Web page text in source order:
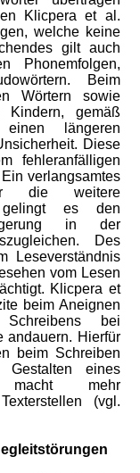
Klicpera et al.
welche keine
gilt auch
Phonemfolgen,
Beim
Wörtern sowie
Kindern, gemäß
längeren
Diese
fehleranfälligen
verlangsamtes
die weitere
gelingt es den
in der
Des
Leseverständnis
vom Lesen
Klicpera et
beim Aneignen
bei
andauern. Hierfür
beim Schreiben
Gestalten eines
macht mehr
(vgl.